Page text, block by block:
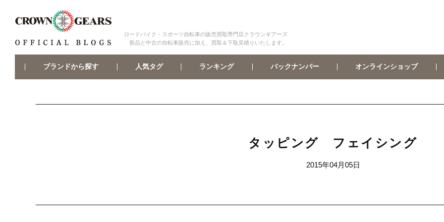
ロードバイク・スポーツ自転車の販売買取専門店クラウンギアーズ
新品と中古の自転車販売に加え、買取＆下取見積りいたします。
ブランドから探す 人気タグ ランキング バックナンバー オンラインショップ
タッピング フェイシング
2015年04月05日